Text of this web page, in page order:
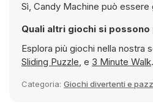
Sì, Candy
Quali altri giochi si
Esplora più giochi nella nostra
Sliding Puzzle, e 3 Minute Walk
Categoria: Giochi divertenti e